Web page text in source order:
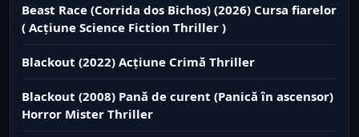
Beast Race (Corrida dos Bichos) (2026) Cursa fiarelor
( Acțiune Science Fiction Thriller )
Blackout (2022) Acțiune Crimă Thriller
Blackout (2008) Pană de curent (Panică în ascensor)
Horror Mister Thriller